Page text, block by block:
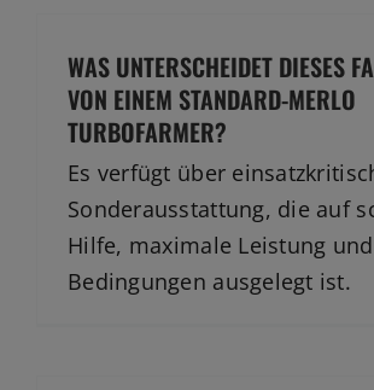
WAS UNTERSCHEIDET DIESES
VON EINEM STANDARD-MERLO
TURBOFARMER?
Es verfügt über
Sonderausstattung, die auf
Hilfe, maximale Leistung
Bedingungen ausgelegt ist.